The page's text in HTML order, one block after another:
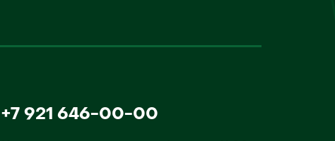
+7 921 646-00-00